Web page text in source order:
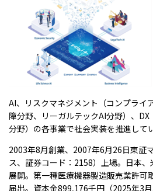
AI、リスクマネジメント（コンプライ
障分野、リーガルテックAI分野）、
分野）の各事業で社会実装を推進して
2003年8月創業、2007年6月26日東証
ス、証券コード：2158）上場。日本
展開。第一種医療機器製造販売業許可
届出。資本金899,176千円（2025年3月